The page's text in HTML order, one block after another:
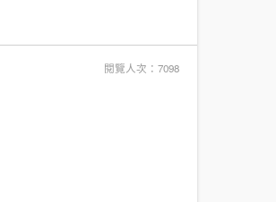
閱覽人次：7098